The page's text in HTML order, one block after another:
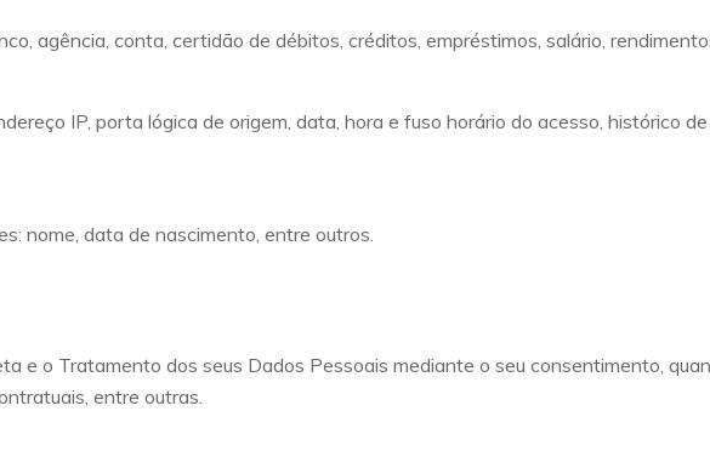
agência, conta, certidão de débitos, créditos, empréstimos, salário,
IP, porta lógica de origem, data, hora e fuso horário do acesso, histórico
nome, data de nascimento, entre outros.
e o Tratamento dos seus Dados Pessoais mediante o seu consentimento,
entre outras.